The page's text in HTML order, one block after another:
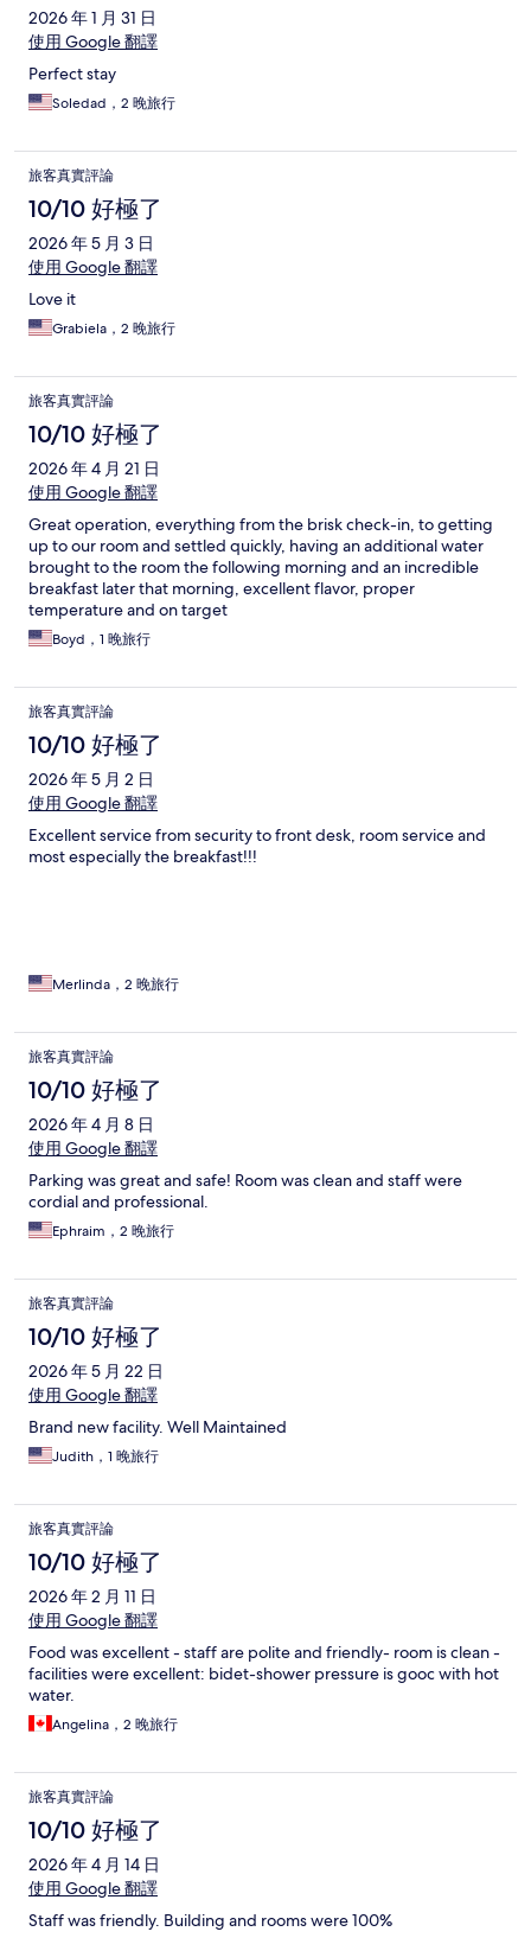
2026 年 1 月 31 日
使用 Google 翻譯
Perfect stay
Soledad，2 晚旅行
旅客真實評論
10/10 好極了
2026 年 5 月 3 日
使用 Google 翻譯
Love it
Grabiela，2 晚旅行
旅客真實評論
10/10 好極了
2026 年 4 月 21 日
使用 Google 翻譯
Great operation, everything from the brisk check-in, to getting
up to our room and settled quickly, having an additional water
brought to the room the following morning and an incredible
breakfast later that morning, excellent flavor, proper
temperature and on target
Boyd，1 晚旅行
旅客真實評論
10/10 好極了
2026 年 5 月 2 日
使用 Google 翻譯
Excellent service from security to front desk, room service and
most especially the breakfast!!!
Merlinda，2 晚旅行
旅客真實評論
10/10 好極了
2026 年 4 月 8 日
使用 Google 翻譯
Parking was great and safe! Room was clean and staff were
cordial and professional.
Ephraim，2 晚旅行
旅客真實評論
10/10 好極了
2026 年 5 月 22 日
使用 Google 翻譯
Brand new facility. Well Maintained
Judith，1 晚旅行
旅客真實評論
10/10 好極了
2026 年 2 月 11 日
使用 Google 翻譯
Food was excellent - staff are polite and friendly- room is clean -
facilities were excellent: bidet-shower pressure is gooc with hot
water.
Angelina，2 晚旅行
旅客真實評論
10/10 好極了
2026 年 4 月 14 日
使用 Google 翻譯
Staff was friendly. Building and rooms were 100%